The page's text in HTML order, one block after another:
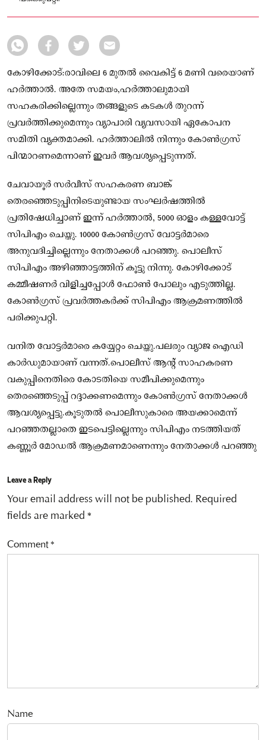
കോഴിക്കോട്:രാവിലെ 6 മുതല്‍ വൈകിട്ട് 6 മണി വരെയാണ്
ഹര്‍ത്താല്‍. അതേ സമയം,ഹര്‍ത്താലുമായി
സഹകരിക്കില്ലെന്നും തങ്ങളുടെ കടകള്‍ തുറന്ന്
പ്രവര്‍ത്തിക്കുമെന്നും വ്യാപാരി വ്യവസായി ഏകോപന
സമിതി വ്യക്തമാക്കി. ഹര്‍ത്താലില്‍ നിന്നും കോണ്‍ഗ്രസ്
പിന്മാറണമെന്നാണ് ഇവര്‍ ആവശ്യപ്പെടുന്നത്.
ചേവായൂര്‍ സര്‍വീസ് സഹകരണ ബാങ്ക്
തെരഞ്ഞെടുപ്പിനിടെയുണ്ടായ സംഘര്‍ഷത്തില്‍
പ്രതിഷേധിച്ചാണ് ഇന്ന് ഹർത്താൽ, 5000 ഓളം കള്ളവോട്ട്
സിപിഎം ചെയ്തു. 10000 കോണ്‍ഗ്രസ് വോട്ടര്‍മാരെ
അനുവദിച്ചില്ലെന്നും നേതാക്കള്‍ പറഞ്ഞു. പൊലീസ്
സിപിഎം അഴിഞ്ഞാട്ടത്തിന് കൂട്ടു നിന്നു. കോഴിക്കോട്
കമ്മീഷണര്‍ വിളിച്ചപ്പോള്‍ ഫോണ്‍ പോലും എടുത്തില്ല.
കോണ്‍ഗ്രസ് പ്രവര്‍ത്തകര്‍ക്ക് സിപിഎം ആക്രമണത്തില്‍
പരിക്കുപറ്റി.
വനിത വോട്ടര്‍മാരെ കയ്യേറ്റം ചെയ്തു.പലരും വ്യാജ ഐഡി
കാര്‍ഡുമായാണ് വന്നത്.പൊലീസ് ആന്റ് സാഹകരണ
വകുപ്പിനെതിരെ കോടതിയെ സമീപിക്കുമെന്നും
തെരഞ്ഞെടുപ്പ് റദ്ദാക്കണമെന്നും കോണ്‍ഗ്രസ് നേതാക്കള്‍
ആവശ്യപ്പെട്ടു.കൂടുതല്‍ പൊലീസുകാരെ അയക്കാമെന്ന്
പറഞ്ഞതല്ലാതെ ഇടപെട്ടില്ലെന്നും സിപിഎം നടത്തിയത്
കണ്ണൂര്‍ മോഡല്‍ ആക്രമണമാണെന്നും നേതാക്കള്‍ പറഞ്ഞു
Leave a Reply
Your email address will not be published. Required
fields are marked *
Comment*
Name